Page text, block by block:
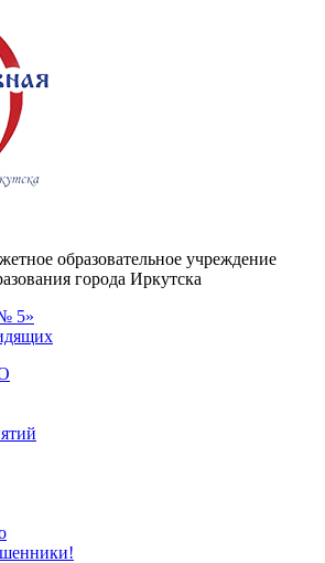
образовательное учреждение
города Иркутска
5»